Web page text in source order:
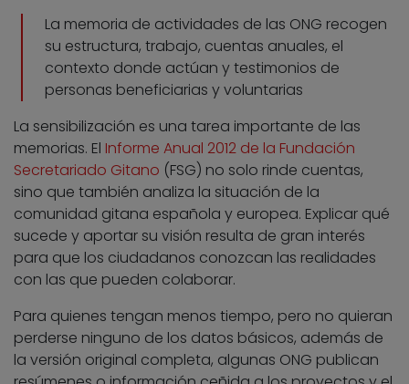
La memoria de actividades de las ONG recogen
su estructura, trabajo, cuentas anuales, el
contexto donde actúan y testimonios de
personas beneficiarias y voluntarias
La sensibilización es una tarea importante de las
memorias. El Informe Anual 2012 de la Fundación
Secretariado Gitano (FSG) no solo rinde cuentas,
sino que también analiza la situación de la
comunidad gitana española y europea. Explicar qué
sucede y aportar su visión resulta de gran interés
para que los ciudadanos conozcan las realidades
con las que pueden colaborar.
Para quienes tengan menos tiempo, pero no quieran
perderse ninguno de los datos básicos, además de
la versión original completa, algunas ONG publican